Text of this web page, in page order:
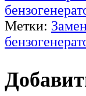
Метки: